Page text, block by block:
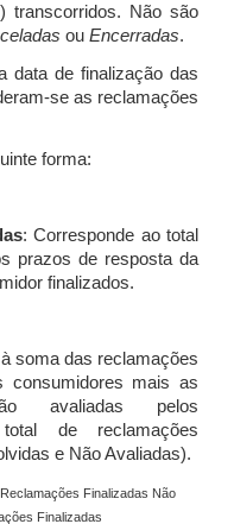
transcorridos. Não são
ou Encerradas.
data de finalização das
se as reclamações
forma:
: Corresponde ao total
prazos de resposta da
finalizados.
soma das reclamações
consumidores mais as
avaliadas pelos
de reclamações
e Não Avaliadas).
Finalizadas Não
Finalizadas